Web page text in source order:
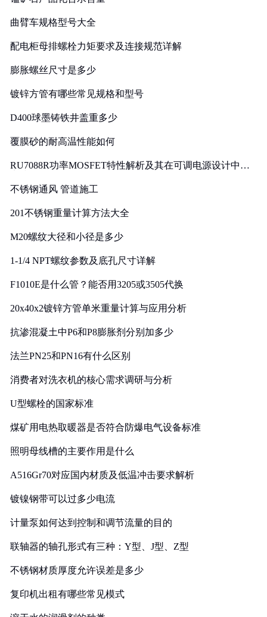
曲臂车规格型号大全
配电柜母排螺栓力矩要求及连接规范详解
膨胀螺丝尺寸是多少
镀锌方管有哪些常见规格和型号
D400球墨铸铁井盖重多少
覆膜砂的耐高温性能如何
RU7088R功率MOSFET特性解析及其在可调电源设计中的
不锈钢通风 管道施工
201不锈钢重量计算方法大全
M20螺纹大径和小径是多少
1-1/4 NPT螺纹参数及底孔尺寸详解
F1010E是什么管？能否用3205或3505代换
20x40x2镀锌方管单米重量计算与应用分析
抗渗混凝土中P6和P8膨胀剂分别加多少
法兰PN25和PN16有什么区别
消费者对洗衣机的核心需求调研与分析
U型螺栓的国家标准
煤矿用电热取暖器是否符合防爆电气设备标准
照明母线槽的主要作用是什么
A516Gr70对应国内材质及低温冲击要求解析
镀镍钢带可以过多少电流
计量泵如何达到控制和调节流量的目的
联轴器的轴孔形式有三种：Y型、J型、Z型
不锈钢材质厚度允许误差是多少
复印机出租有哪些常见模式